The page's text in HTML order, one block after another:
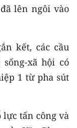
lên ngôi vào
kết, các cầu
xã hội có
1 từ pha sút
lực tấn công và